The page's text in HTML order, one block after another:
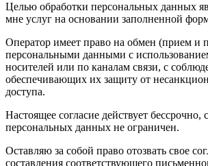
Целью обработки персональных данных
мне услуг на основании заполненной
Оператор имеет право на обмен (прием и
персональными данными с
носителей или по каналам связи, с
обеспечивающих их защиту от
доступа.
Настоящее согласие действует
персональных данных не ограничен.
Оставляю за собой право отозвать свое
составления соответствующего